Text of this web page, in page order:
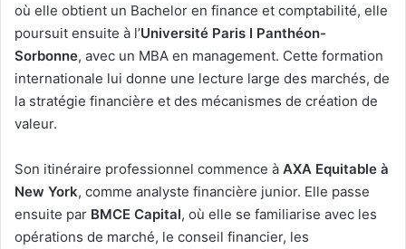
où elle obtient un Bachelor en finance et comptabilité, elle
poursuit ensuite à l’Université Paris I Panthéon-
Sorbonne, avec un MBA en management. Cette formation
internationale lui donne une lecture large des marchés, de
la stratégie financière et des mécanismes de création de
valeur.
Son itinéraire professionnel commence à AXA Equitable à
New York, comme analyste financière junior. Elle passe
ensuite par BMCE Capital, où elle se familiarise avec les
opérations de marché, le conseil financier, les